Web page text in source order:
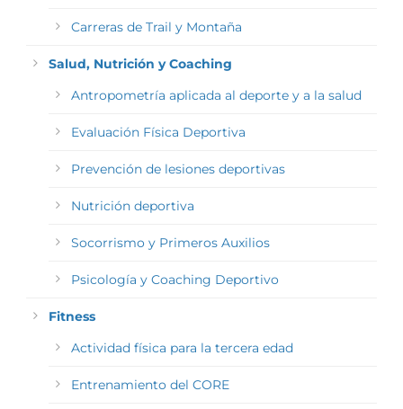
Carreras de Trail y Montaña
Salud, Nutrición y Coaching
Antropometría aplicada al deporte y a la salud
Evaluación Física Deportiva
Prevención de lesiones deportivas
Nutrición deportiva
Socorrismo y Primeros Auxilios
Psicología y Coaching Deportivo
Fitness
Actividad física para la tercera edad
Entrenamiento del CORE